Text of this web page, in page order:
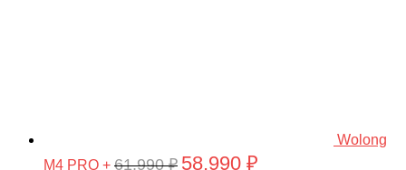
Wolong
M4 PRO + 61,990₽ Первоначальная
58,990 ₽